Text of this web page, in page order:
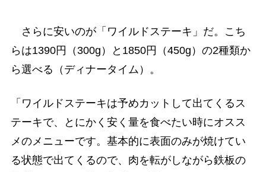
さらに安いのが「ワイルドステーキ」だ。こち
らは1390円（300g）と1850円（450g）の2種類か
ら選べる（ディナータイム）。
「ワイルドステーキは予めカットして出てくるス
テーキで、とにかく安く量を食べたい時にオスス
メのメニューです。基本的に表面のみが焼けてい
る状態で出てくるので、肉を転がしながら鉄板の